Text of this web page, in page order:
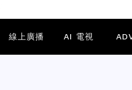
線上廣播 AI 電視